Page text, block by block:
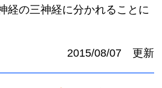
経の三神経に分かれることに
2015/08/07 更新